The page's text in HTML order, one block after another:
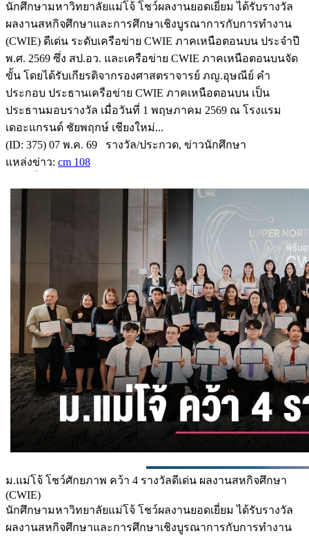
นักศึกษามหาวิทยาลัยแม่โจ้ โชว์ผลงานยอดเยี่ยม ได้รับรางวัล
ผลงานสหกิจศึกษาและการศึกษาเชิงบูรณาการกับการทำงาน
(CWIE) ดีเด่น ระดับเครือข่าย CWIE ภาคเหนือตอนบน ประจำปี
พ.ศ. 2569 ซึ่ง สป.อว. และเครือข่าย CWIE ภาคเหนือตอนบนจัด
ขั้น โดยได้รับเกียรติจากรองศาสตราจารย์ ภญ.อุษณีย์ คำ
ประกอบ ประธานเครือข่าย CWIE ภาคเหนือตอนบน เป็น
ประธานมอบรางวัล เมื่อวันที่ 1 พฤษภาคม 2569 ณ โรงแรม
เดอะแกรนด์ ชัยพฤกษ์ เชียงใหม่...
(ID: 375) 07 พ.ค. 69 รางวัล/ประกวด, ข่าวนักศึกษา
แหล่งข่าว: cm 108
ม.แม่โจ้ โชว์ศักยภาพ คว้า 4 รางวัลดีเด่น ผลงานสหกิจศึกษา
(CWIE)
นักศึกษามหาวิทยาลัยแม่โจ้ โชว์ผลงานยอดเยี่ยม ได้รับรางวัล
ผลงานสหกิจศึกษาและการศึกษาเชิงบูรณาการกับการทำงาน